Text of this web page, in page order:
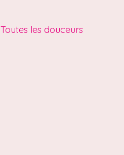
Toutes les douceurs